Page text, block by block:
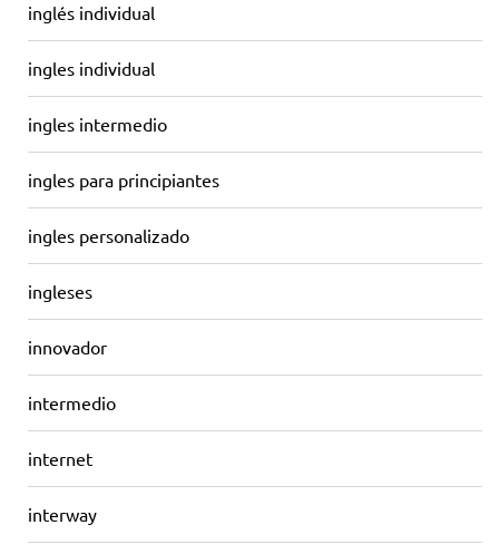
inglés individual
ingles individual
ingles intermedio
ingles para principiantes
ingles personalizado
ingleses
innovador
intermedio
internet
interway